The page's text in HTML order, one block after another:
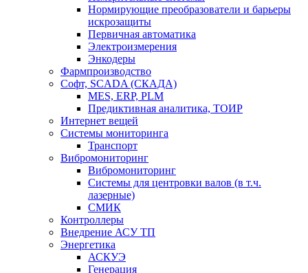
Нормирующие преобразователи и барьеры
искрозащиты
Первичная автоматика
Электроизмерения
Энкодеры
Фармпроизводство
Софт, SCADA (СКАДА)
MES, ERP, PLM
Предиктивная аналитика, ТОИР
Интернет вещей
Системы мониторинга
Транспорт
Вибромониторинг
Вибромониторинг
Системы для центровки валов (в т.ч.
лазерные)
СМИК
Контроллеры
Внедрение АСУ ТП
Энергетика
АСКУЭ
Генерация